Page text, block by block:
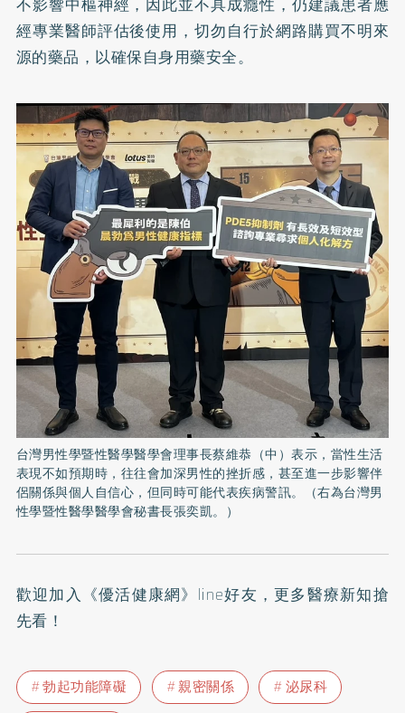
經專業醫師評估後使用，切勿自行於網路購買不明來
源的藥品，以確保自身用藥安全。
台灣男性學暨性醫學醫學會理事長蔡維恭（中）表示，當性生活
表現不如預期時，往往會加深男性的挫折感，甚至進一步影響伴
侶關係與個人自信心，但同時可能代表疾病警訊。（右為台灣男
性學暨性醫學醫學會秘書長張奕凱。）
歡迎加入 《優活健康網》line好友 ，更多醫療新知搶
先看！
勃起功能障礙 親密關係
泌尿科